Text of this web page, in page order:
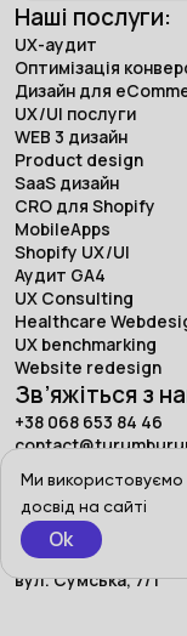
Ми
досвід на сайті
Ok
Наші послуги:
UX-аудит
Оптимізація
Дизайн для
UX/UI послуги
WEB 3 дизайн
Product design
SaaS дизайн
CRO для Shopify
MobileApps
Shopify UX/UI
Аудит GA4
UX Consulting
Healthcare
UX benchmarking
Website redesign
Зв’яжіться з
+38 068 653 84 46
Адреса
Турум-бурум,
вул. Сумська, 7/1